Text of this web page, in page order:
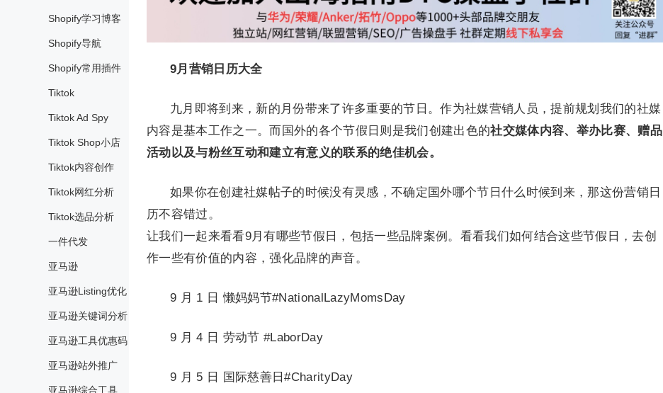
Shopify学习博客
Shopify导航
Shopify常用插件
Tiktok
Tiktok Ad Spy
Tiktok Shop小店
Tiktok内容创作
Tiktok网红分析
Tiktok选品分析
一件代发
亚马逊
亚马逊Listing优化
亚马逊关键词分析
亚马逊工具优惠码
亚马逊站外推广
亚马逊综合工具
9月营销日历大全
九月即将到来，新的月份带来了许多重要的节日。作为社媒营销人员，提前规划我们的社媒
内容是基本工作之一。而国外的各个节假日则是我们创建出色的社交媒体内容、举办比赛、赠品
活动以及与粉丝互动和建立有意义的联系的绝佳机会。
如果你在创建社媒帖子的时候没有灵感，不确定国外哪个节日什么时候到来，那这份营销日
历不容错过。
让我们一起来看看9月有哪些节假日，包括一些品牌案例。看看我们如何结合这些节假日，去创
作一些有价值的内容，强化品牌的声音。
9 月 1 日 懒妈妈节#NationalLazyMomsDay
9 月 4 日 劳动节 #LaborDay
9 月 5 日 国际慈善日#CharityDay